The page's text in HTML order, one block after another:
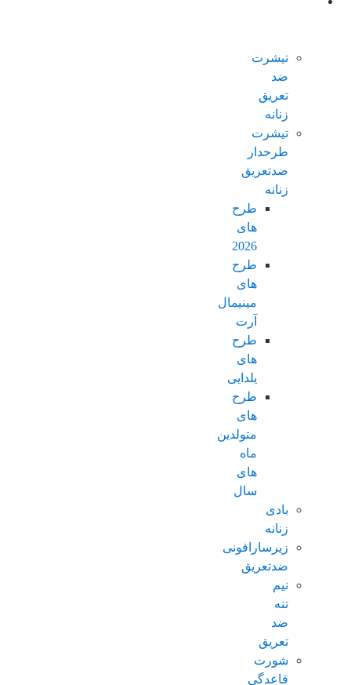
تیشرت
ضد
تعریق
زنانه
تیشرت
طرحدار
ضدتعریق
زنانه
طرح
های
2026
طرح
های
مینیمال
آرت
طرح
های
یلدایی
طرح
های
متولدین
ماه
های
سال
بادی
زنانه
زیرسارافونی
ضدتعریق
نیم
تنه
ضد
تعریق
شورت
قاعدگی